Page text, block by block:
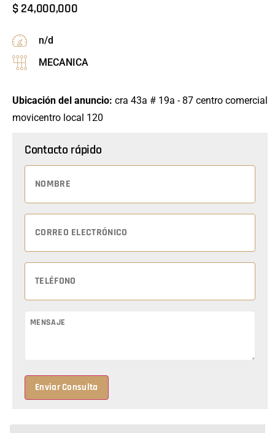
$24,000,000
n/d
MECANICA
Ubicación del anuncio: cra 43a # 19a - 87 centro comercial
movicentro local 120
Contacto rápido
Enviar Consulta